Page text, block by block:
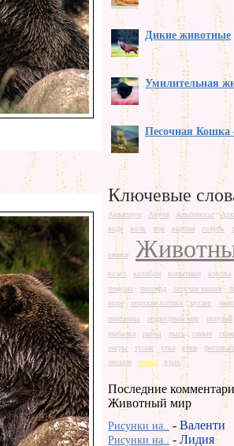
Дикие животные
Умилительная
Песочная Кошка
Ключевые
Аквариум Акула Альбиносы
вода
волк вор ворона голубь
ежики
козел колибри копытные корова
лемуры
леопард летучие мыши
море
морские котики мусанг
пингвины
подводный мир попугай
рыбалка
рыбы рысь самые
тигры
тупик утка утки
эмоции
юмор язык
Последние
Животный мир
Рисунки на.. -Валенти
Рисунки на.. -Лидия